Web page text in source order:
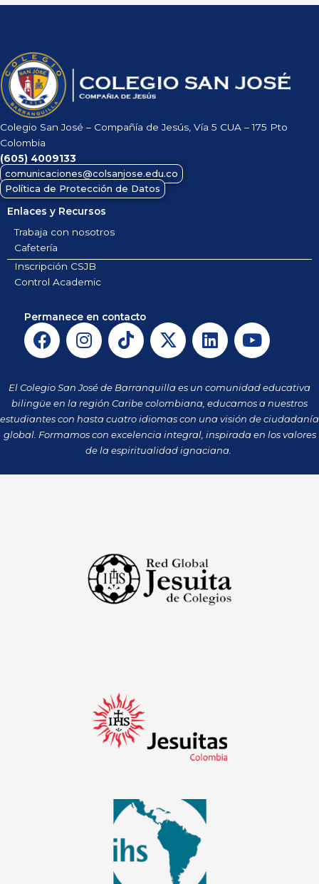
Colegio San José – Compañía de Jesús, Vía 5 CUA – 175 Pto
Colombia
(605) 4009133
comunicaciones@colsanjose.edu.co
Política de Protección de Datos
Enlaces y Recursos
Trabaja con nosotros
Cafetería
Inscripción CSJB
Control Academic
Permanece en contacto
F
a
e
b
o
o
I
n
t
a
g
r
a
m
T
i
t
o
k
X
-
w
i
t
t
e
r
L
i
k
e
d
i
n
Y
o
t
u
b
e
El Colegio San José de Barranquilla es un comunidad educativa
bilingüe en la región Caribe colombiana, educamos a nuestros
estudiantes con hasta cuatro idiomas con una visión de ciudadanía
global. Formamos con excelencia integral, inspirada en los valores
de la espiritualidad ignaciana.